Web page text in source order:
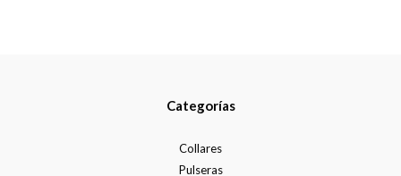
Categorías
Collares
Pulseras